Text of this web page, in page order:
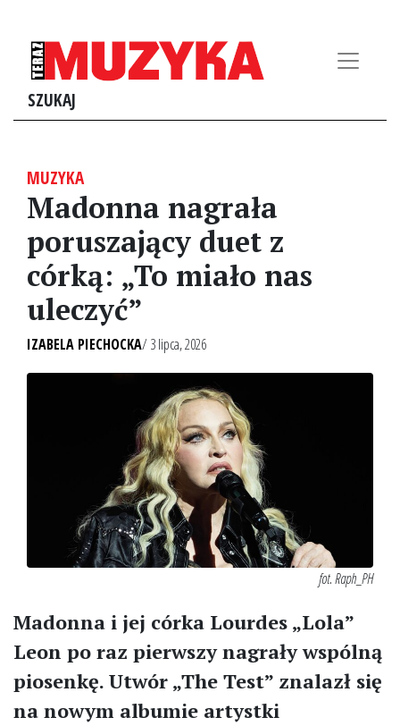
SZUKAJ
MUZYKA
Madonna nagrała
poruszający duet z
córką: „To miało nas
uleczyć”
IZABELA PIECHOCKA/ 3 lipca, 2026
fot. Raph_PH
Madonna i jej córka Lourdes „Lola”
Leon po raz pierwszy nagrały wspólną
piosenkę. Utwór „The Test” znalazł się
na nowym albumie artystki